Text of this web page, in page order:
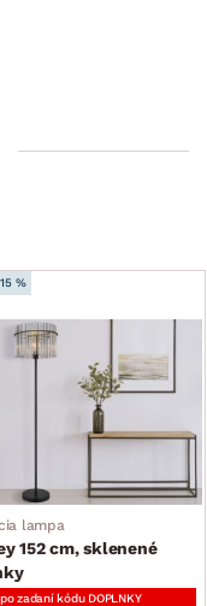
cm)
%
lampa
152 cm, sklenené
zadaní kódu DOPLNKY